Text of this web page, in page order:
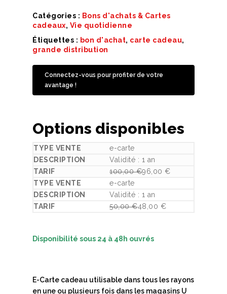
Catégories : Bons d'achats & Cartes
cadeaux, Vie quotidienne
Étiquettes : bon d'achat, carte cadeau,
grande distribution
Connectez-vous pour profiter de votre
avantage !
Options disponibles
e-carte
Validité : 1 an
100,00€
Le prix initial était : 100,00 €.
96,00 €
Le prix actuel est : 96,00 €.
e-carte
Validité : 1 an
50,00€48,00 €
Disponibilité sous 24 à 48h ouvrés
E-Carte cadeau utilisable dans tous les rayons
en une ou plusieurs fois dans les magasins U